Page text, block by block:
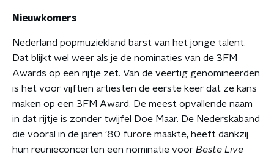
Nieuwkomers
Nederland popmuziekland barst van het jonge talent.
Dat blijkt wel weer als je de nominaties van de 3FM
Awards op een rijtje zet. Van de veertig genomineerden
is het voor vijftien artiesten de eerste keer dat ze kans
maken op een 3FM Award. De meest opvallende naam
in dat rijtje is zonder twijfel Doe Maar. De Nederskaband
die vooral in de jaren '80 furore maakte, heeft dankzij
hun reünieconcerten een nominatie voor Beste Live